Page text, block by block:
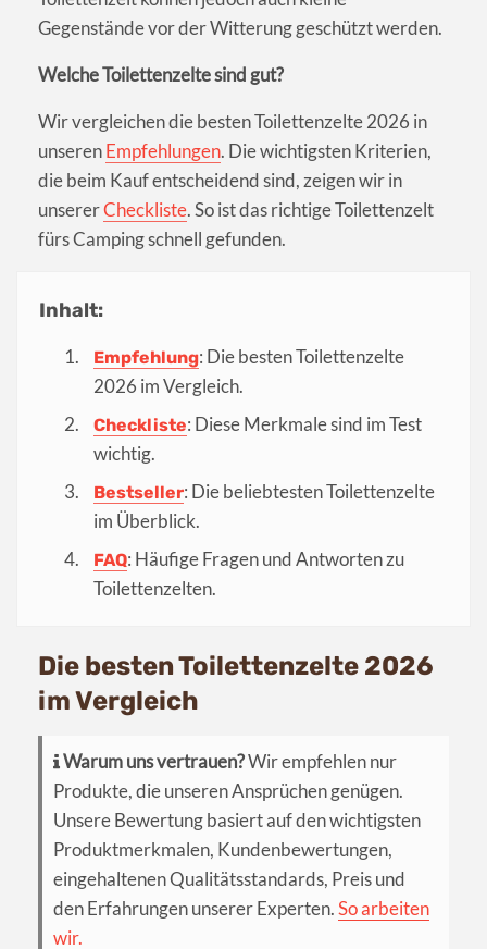
Gegenstände vor der Witterung geschützt werden.
Welche Toilettenzelte sind gut?
Wir vergleichen die besten Toilettenzelte 2026 in
unserenEmpfehlungen. Die wichtigsten Kriterien,
die beim Kauf entscheidend sind, zeigen wir in
unsererCheckliste. So ist das richtige Toilettenzelt
fürs Camping schnell gefunden.
Inhalt:
Empfehlung: Die besten Toilettenzelte
2026 im Vergleich.
Checkliste: Diese Merkmale sind im Test
wichtig.
Bestseller: Die beliebtesten Toilettenzelte
im Überblick.
FAQ: Häufige Fragen und Antworten zu
Toilettenzelten.
Die besten Toilettenzelte 2026
im Vergleich
Warum uns vertrauen?Wir empfehlen nur
Produkte, die unseren Ansprüchen genügen.
Unsere Bewertung basiert auf den wichtigsten
Produktmerkmalen, Kundenbewertungen,
eingehaltenen Qualitätsstandards, Preis und
den Erfahrungen unserer Experten.So arbeiten
wir.